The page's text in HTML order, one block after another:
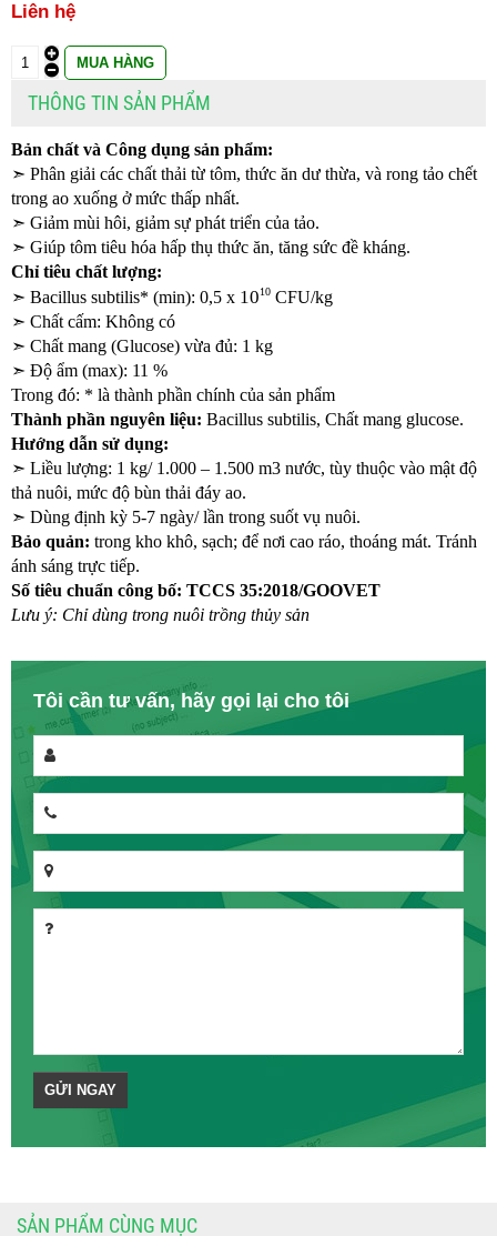
Liên hệ
THÔNG TIN SẢN PHẨM
Bản chất và Công dụng sản phẩm:
➣ Phân giải các chất thải từ tôm, thức ăn dư thừa, và rong tảo chết
trong ao xuống ở mức thấp nhất.
➣ Giảm mùi hôi, giảm sự phát triển của tảo.
➣ Giúp tôm tiêu hóa hấp thụ thức ăn, tăng sức đề kháng.
Chỉ tiêu chất lượng:
➣ Bacillus subtilis* (min): 0,5 x 1010 CFU/kg
➣ Chất cấm: Không có
➣ Chất mang (Glucose) vừa đủ: 1 kg
➣ Độ ẩm (max): 11 %
Trong đó: * là thành phần chính của sản phẩm
Thành phần nguyên liệu: Bacillus subtilis, Chất mang glucose.
Hướng dẫn sử dụng:
➣ Liều lượng: 1 kg/ 1.000 – 1.500 m3 nước, tùy thuộc vào mật độ
thả nuôi, mức độ bùn thải đáy ao.
➣ Dùng định kỳ 5-7 ngày/ lần trong suốt vụ nuôi.
Bảo quản: trong kho khô, sạch; để nơi cao ráo, thoáng mát. Tránh
ánh sáng trực tiếp.
Số tiêu chuẩn công bố: TCCS 35:2018/GOOVET
Lưu ý: Chỉ dùng trong nuôi trồng thủy sản
Tôi cần tư vấn, hãy gọi lại cho tôi
SẢN PHẨM CÙNG MỤC